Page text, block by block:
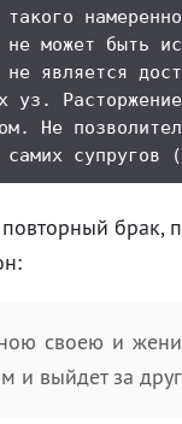
может быть
является
уз.
Не
своею и
и выйдет за